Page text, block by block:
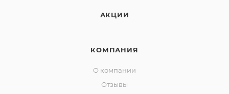
АКЦИИ
КОМПАНИЯ
О компании
Отзывы